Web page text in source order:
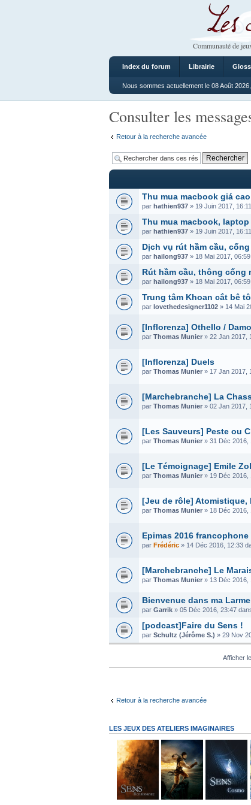
Les
Communauté de
Index du forum Librairie
Nous sommes actuellement le 08 Août
Consulter les
Retour à la recherche avancée
Thu mua macbook giá
par hathien937 » 19 Juin 2017,
Thu mua macbook,
par hathien937 » 19 Juin 2017,
Dịch vụ rút hầm cầu,
par hailong937 » 18 Mai 2017,
Rút hầm cầu, thông cống
par hailong937 » 18 Mai 2017,
Trung tâm Khoan cắt bê
par lovethedesigner1102 » 14 Mai
[Inflorenza] Othello /
par Thomas Munier » 22 Jan 2017,
[Inflorenza] Duels
par Thomas Munier » 17 Jan 2017,
[Marchebranche] La
par Thomas Munier » 02 Jan 2017,
[Les Sauveurs] Peste ou
par Thomas Munier » 31 Déc 2016,
[Le Témoignage] Emile
par Thomas Munier » 19 Déc 2016,
[Jeu de rôle]
par Thomas Munier » 18 Déc 2016,
Epimas 2016 francophone
par Frédéric » 14 Déc 2016, 12:33
[Marchebranche] Le
par Thomas Munier » 13 Déc 2016,
Bienvenue dans ma Larme
par Garrik » 05 Déc 2016, 23:47
[podcast]Faire du Sens !
par Schultz (Jérôme S.) » 29 Nov
Afficher
Retour à la recherche avancée
LES JEUX DES ATELIERS IMAGINAIRES